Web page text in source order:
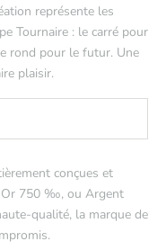
représente les
Tournaire : le carré pour
rond pour le futur. Une
plaisir.
conçues et
Or 750 ‰, ou Argent
qualité, la marque de